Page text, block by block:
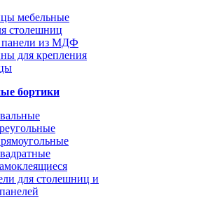
мебельные
столешниц
панели из МДФ
для крепления
бортики
для столешниц и